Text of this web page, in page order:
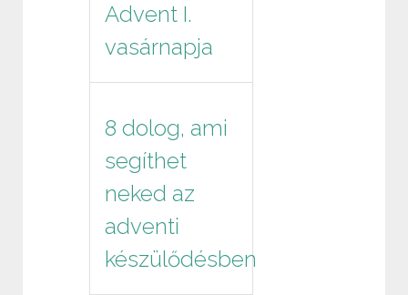
Advent I.
vasárnapja
8 dolog, ami
segíthet
neked az
adventi
készülődésben